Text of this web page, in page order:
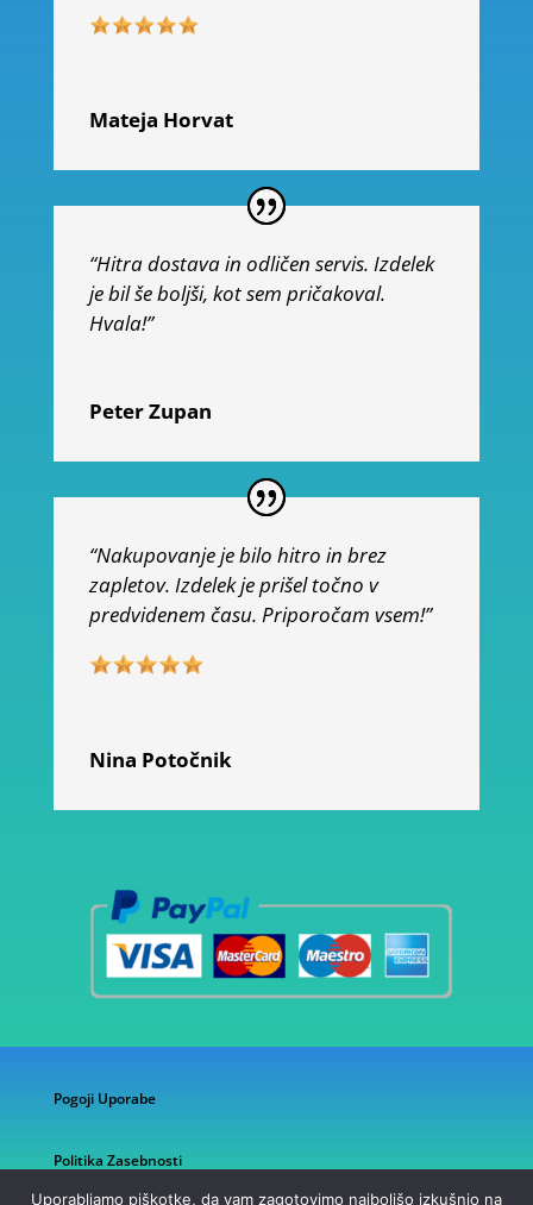
Mateja Horvat
“Hitra dostava in odličen servis. Izdelek
je bil še boljši, kot sem pričakoval.
Hvala!”
Peter Zupan
“Nakupovanje je bilo hitro in brez
zapletov. Izdelek je prišel točno v
predvidenem času. Priporočam vsem!”
Nina Potočnik
Pogoji Uporabe
Politika Zasebnosti
Uporabljamo piškotke, da vam zagotovimo najboljšo izkušnjo na